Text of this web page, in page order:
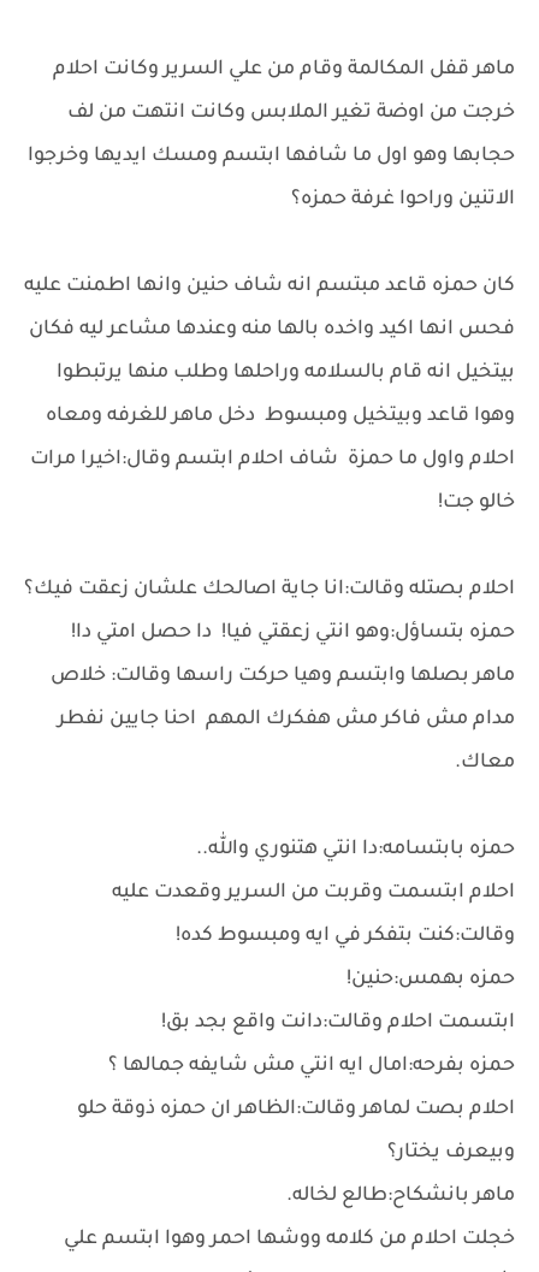
ماهر قفل المكالمة وقام من علي السرير وكانت احلام
خرجت من اوضة تغير الملابس وكانت انتهت من لف
حجابها وهو اول ما شافها ابتسم ومسك ايديها وخرجوا
الاتنين وراحوا غرفة حمزه؟
كان حمزه قاعد مبتسم انه شاف حنين وانها اطمنت عليه
فحس انها اكيد واخده بالها منه وعندها مشاعر ليه فكان
بيتخيل انه قام بالسلامه وراحلها وطلب منها يرتبطوا
وهوا قاعد وبيتخيل ومبسوط دخل ماهر للغرفه ومعاه
احلام واول ما حمزة شاف احلام ابتسم وقال:اخيرا مرات
خالو جت!
احلام بصتله وقالت:انا جاية اصالحك علشان زعقت فيك؟
حمزه بتساؤل:وهو انتي زعقتي فيا! دا حصل امتي دا!
ماهر بصلها وابتسم وهيا حركت راسها وقالت: خلاص
مدام مش فاكر مش هفكرك المهم احنا جايين نفطر
معاك.
حمزه بابتسامه:دا انتي هتنوري والله..
احلام ابتسمت وقربت من السرير وقعدت عليه
وقالت:كنت بتفكر في ايه ومبسوط كده!
حمزه بهمس:حنين!
ابتسمت احلام وقالت:دانت واقع بجد بق!
حمزه بفرحه:امال ايه انتي مش شايفه جمالها ؟
احلام بصت لماهر وقالت:الظاهر ان حمزه ذوقة حلو
وبيعرف يختار؟
ماهر بانشكاح:طالع لخاله.
خجلت احلام من كلامه ووشها احمر وهوا ابتسم علي